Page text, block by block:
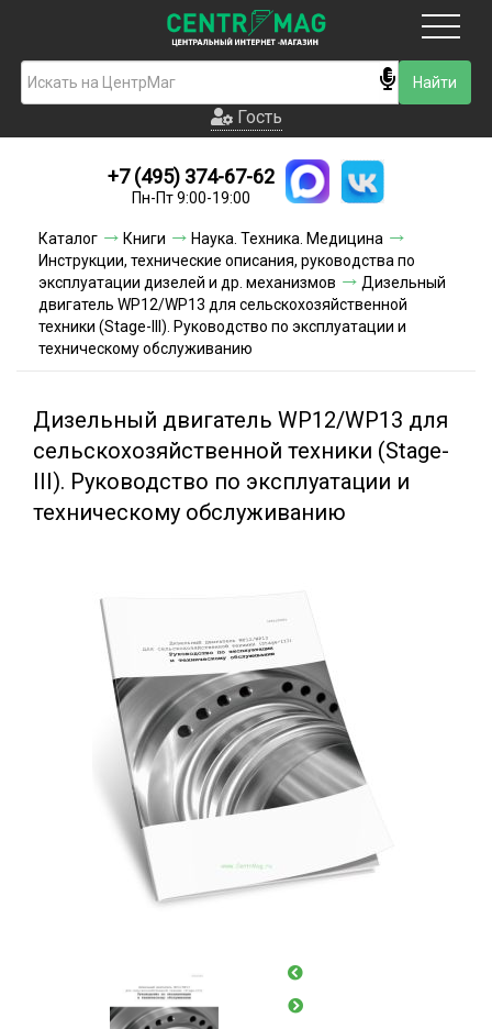
Гость
Новинки
Условия доставки
Условия оплаты
Контакты
Гость
+7 (495) 374-67-62
Пн-Пт 9:00-19:00
Каталог Книги
Наука. Техника. Медицина
Инструкции, технические описания, руководства по
эксплуатации дизелей и др. механизмов
Дизельный
двигатель WP12/WP13 для сельскохозяйственной
техники (Stage-III). Руководство по эксплуатации и
техническому обслуживанию
Дизельный двигатель WP12/WP13 для
сельскохозяйственной техники (Stage-
III). Руководство по эксплуатации и
техническому обслуживанию